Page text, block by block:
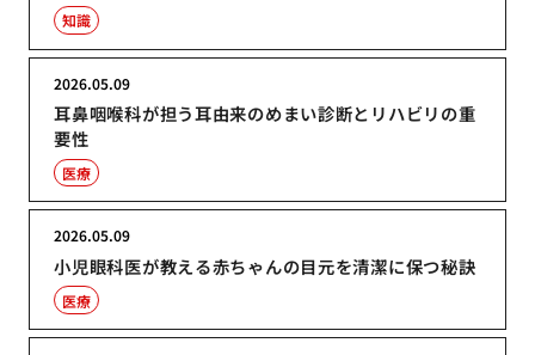
知識
耳鼻咽喉科が担う耳由来のめまい診断とリハビリの重
要性
2026.05.09
医療
小児眼科医が教える赤ちゃんの目元を清潔に保つ秘訣
2026.05.09
医療